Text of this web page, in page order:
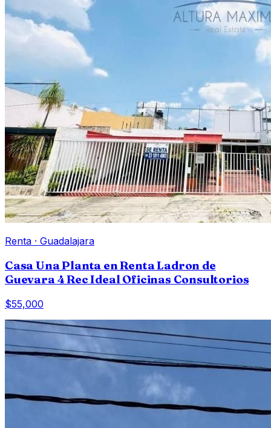
Renta · Guadalajara
Casa Una Planta en Renta Ladron de
Guevara 4 Rec Ideal Oficinas Consultorios
$55,000